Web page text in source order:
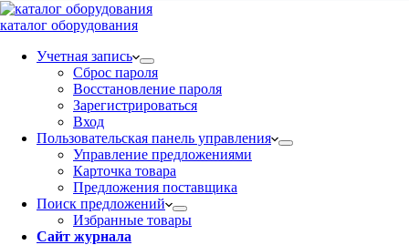
каталог оборудования
Учетная запись
Сброс пароля
Восстановление пароля
Зарегистрироваться
Вход
Пользовательская панель управления
Управление предложениями
Карточка товара
Предложения поставщика
Поиск предложений
Избранные товары
Сайт журнала